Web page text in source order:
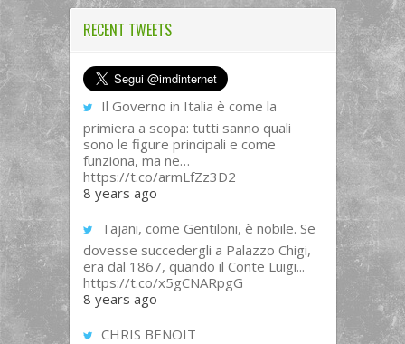
RECENT TWEETS
Il Governo in Italia è come la
primiera a scopa: tutti sanno quali
sono le figure principali e come
funziona, ma ne…
https://t.co/armLfZz3D2
8 years ago
Tajani, come Gentiloni, è nobile. Se
dovesse succedergli a Palazzo Chigi,
era dal 1867, quando il Conte Luigi...
https://t.co/x5gCNARpgG
8 years ago
CHRIS BENOIT